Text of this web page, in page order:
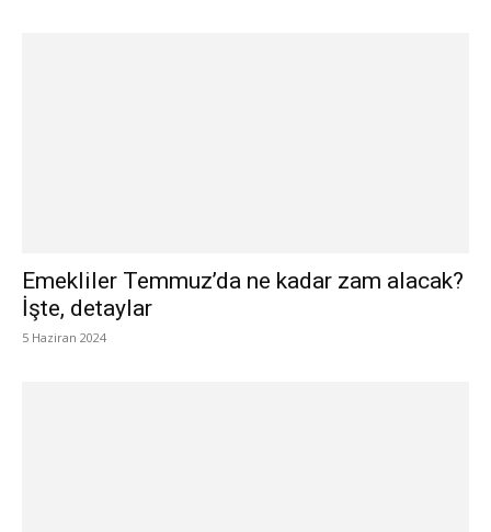
Emekliler Temmuz’da ne kadar zam alacak?
İşte, detaylar
5 Haziran 2024